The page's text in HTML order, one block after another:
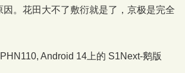
因。花田大不了敷衍就是了，京极是完全
Android 14上的 S1Next-鹅版